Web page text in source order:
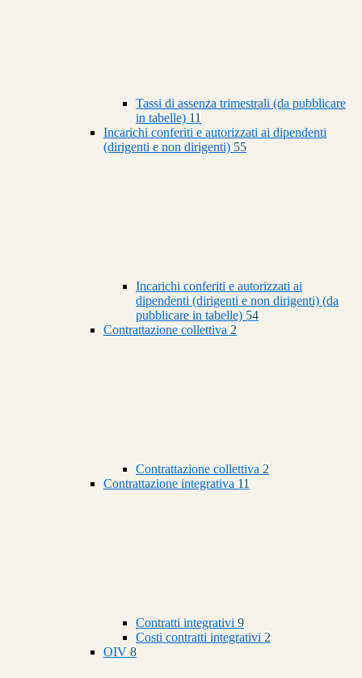
Tassi di assenza trimestrali (da pubblicare
in tabelle) 11
Incarichi conferiti e autorizzati ai dipendenti
(dirigenti e non dirigenti) 55
Incarichi conferiti e autorizzati ai
dipendenti (dirigenti e non dirigenti) (da
pubblicare in tabelle) 54
Contrattazione collettiva 2
Contrattazione collettiva 2
Contrattazione integrativa 11
Contratti integrativi 9
Costi contratti integrativi 2
OIV 8